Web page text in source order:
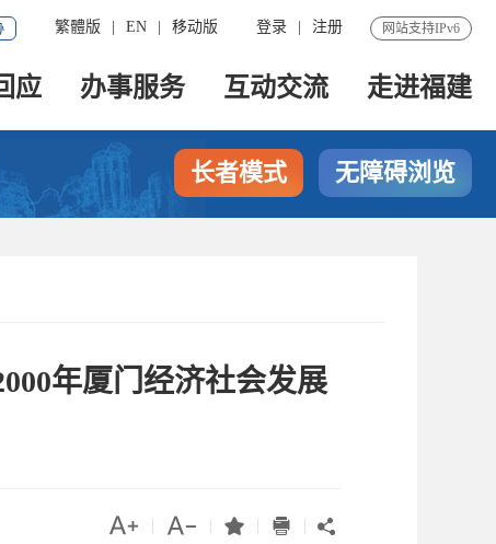
网站支持IPv6
登录 注册
繁體版 EN 移动版
应 办事服务 互动交流 走进福建
长者模式 无障碍浏览
年厦门经济社会发展
    